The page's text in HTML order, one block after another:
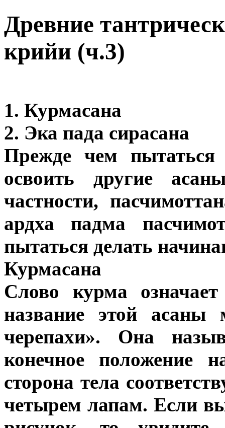
Древние
крийи (ч.3)
1. Курмасана
2. Эка пада сирасана
Прежде чем
освоить другие
частности,
ардха падма
пытаться делать
Курмасана
Слово курма означает
название этой асаны
черепахи». Она
конечное положение
сторона тела
четырем лапам. Если